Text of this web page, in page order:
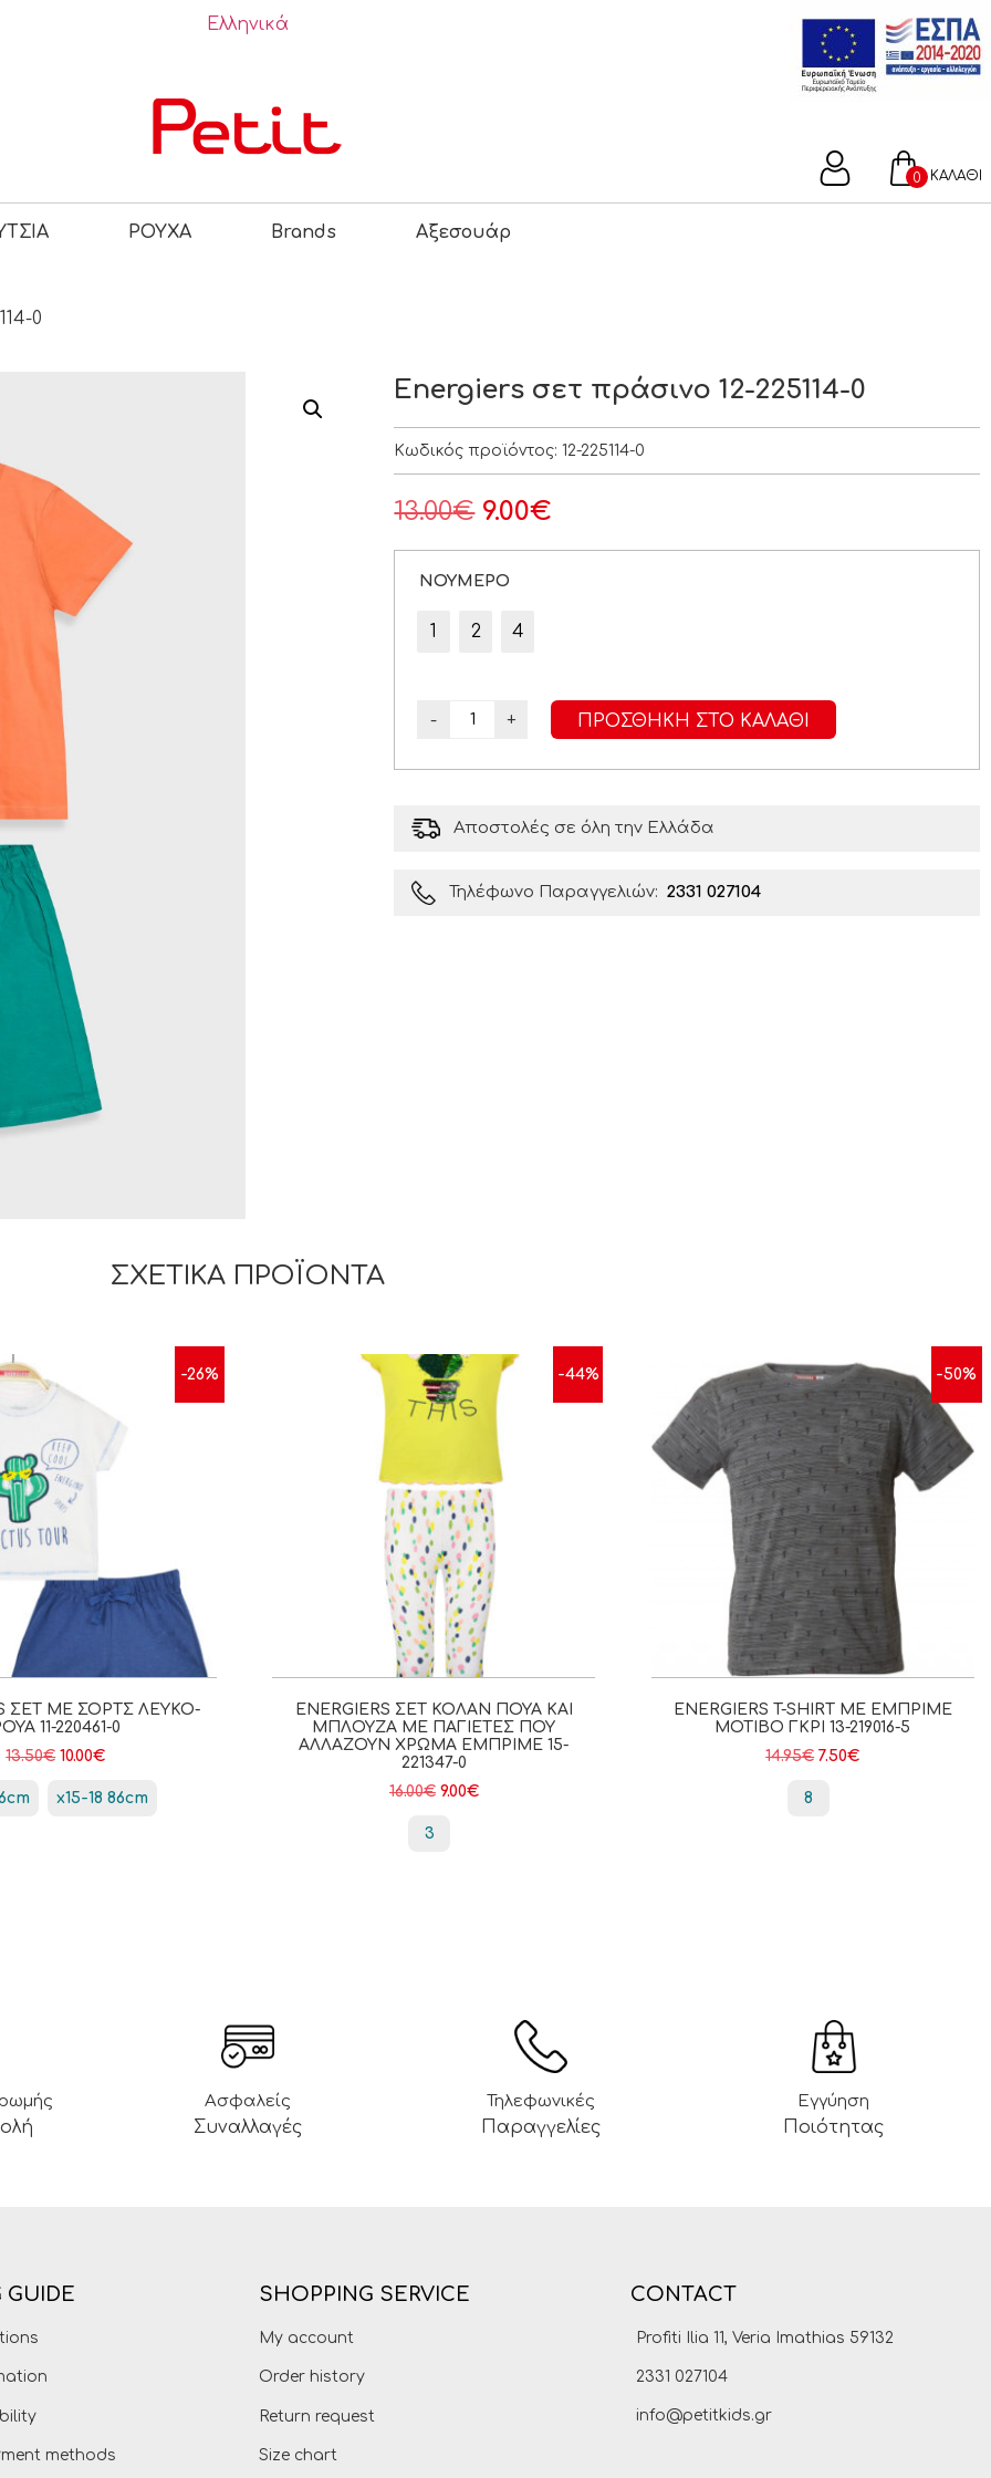
Ελληνικά
ΚΑΛΑΘΙ
0
ΡΟΥΧΑ Brands Αξεσουάρ
0
Energiers σετ πράσινο 12-225114-0
Κωδικός προϊόντος:12-225114-0
13.00€ 9.00€
ΝΟΥΜΕΡΟ
1 2 4
- + ΠΡΟΣΘΉΚΗ ΣΤΟ ΚΑΛΆΘΙ
Αποστολές σε όλη την Ελλάδα
Τηλέφωνο Παραγγελιών: 2331 027104
ΣΧΕΤΙΚΆ ΠΡΟΪΌΝΤΑ
-26%
ΣΕΤ ΜΕ ΣΟΡΤΣ ΛΕΥΚΌ-
11-220461-0
13.50€ 10.00€
x15-18 86cm
-44%
ENERGIERS ΣΕΤ ΚΟΛΆΝ ΠΟΥΆ ΚΑΙ
ΜΠΛΟΎΖΑ ΜΕ ΠΑΓΙΈΤΕΣ ΠΟΥ
ΑΛΛΆΖΟΥΝ ΧΡΏΜΑ ΕΜΠΡΙΜΕ 15-
221347-0
16.00€ 9.00€
3
-50%
ENERGIERS T-SHIRT ΜΕ ΕΜΠΡΙΜΈ
ΜΟΤΊΒΟ ΓΚΡΙ 13-219016-5
14.95€ 7.50€
8
Ασφαλείς
Συναλλαγές
Τηλεφωνικές
Παραγγελίες
Εγγύηση
Ποιότητας
GUIDE
methods
SHOPPING SERVICE
My account
Order history
Return request
Size chart
CONTACT
Profiti Ilia 11, Veria Imathias 59132
2331 027104
info@petitkids.gr